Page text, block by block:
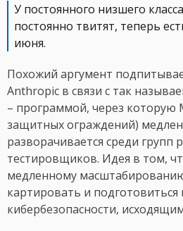
У постоянного низшего
постоянно твитят, теперь
июня.
Похожий аргумент
Anthropic в связи с так
– программой, через которую
защитных ограждений)
разворачивается среди групп
тестировщиков. Идея в том,
медленному
картировать и
кибербезопасности,